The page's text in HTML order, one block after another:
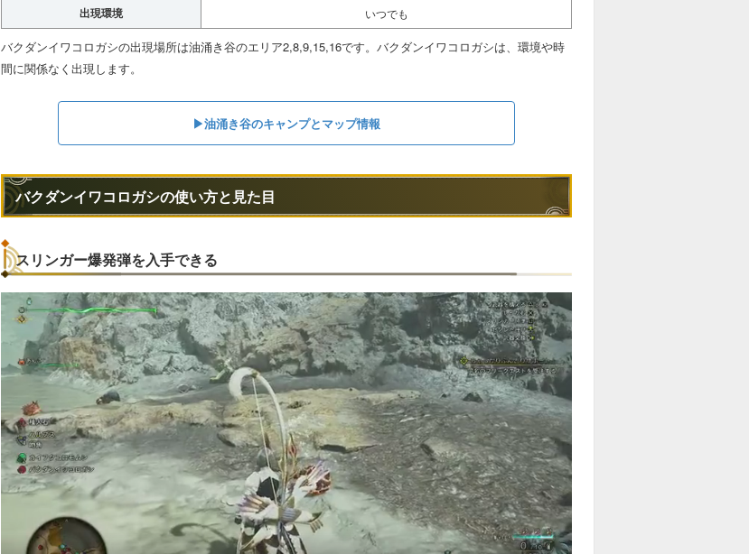
出現環境 いつでも
バクダンイワコロガシの出現場所は油涌き谷のエリア2,8,9,15,16です。バクダンイワコロガシは、環境や時
間に関係なく出現します。
▶︎油涌き谷のキャンプとマップ情報
バクダンイワコロガシの使い方と見た目
スリンガー爆発弾を入手できる